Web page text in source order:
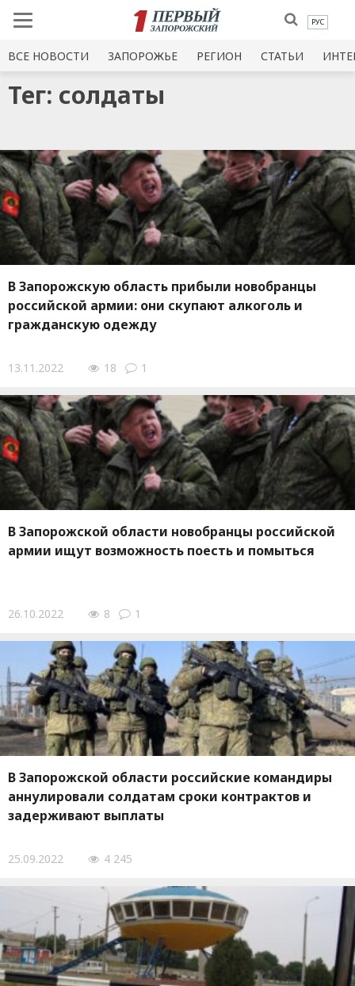
РУС
ВСЕ НОВОСТИ ЗАПОРОЖЬЕ РЕГИОН СТАТЬИ
Тег: солдаты
В Запорожскую область прибыли новобранцы
российской армии: они скупают алкоголь и
гражданскую одежду
13.11.2022 18 1
В Запорожской области новобранцы российской
армии ищут возможность поесть и помыться
26.10.2022 8 1
В Запорожской области российские командиры
аннулировали солдатам сроки контрактов и
задерживают выплаты
25.09.2022 4 245